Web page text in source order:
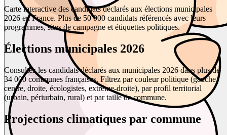
Carte interactive des candidats déclarés aux élections municipales
2026 en France. Plus de 50 000 candidats référencés avec leurs
programmes, sites de campagne et étiquettes politiques.
Élections municipales 2026
Consultez les candidats déclarés aux municipales 2026 dans plus de
34 000 communes françaises. Filtrez par couleur politique (gauche,
centre, droite, écologistes, extrême-droite), par profil territorial
(urbain, périurbain, rural) et par taille de commune.
Projections climatiques par commune